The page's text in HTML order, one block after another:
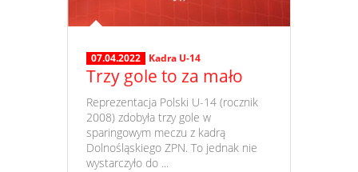
07.04.2022 Kadra U-14
Trzy gole to za mało
​ Reprezentacja Polski U-14 (rocznik
2008) zdobyła trzy gole w
sparingowym meczu z kadrą
Dolnośląskiego ZPN. To jednak nie
wystarczyło do ...